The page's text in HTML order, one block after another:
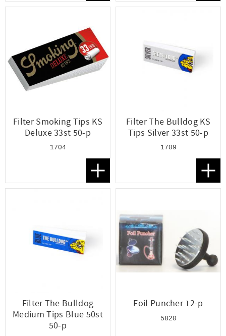
Filter Smoking Tips KS
Deluxe 33st 50-p
1704
Lägg till i favoriter
Filter The Bulldog KS
Tips Silver 33st 50-p
1709
Filter The Bulldog
Medium Tips Blue 50st
50-p
Foil Puncher 12-p
5820